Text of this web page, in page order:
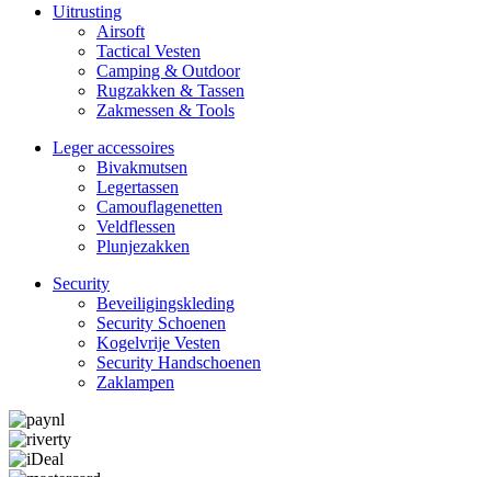
Uitrusting
Airsoft
Tactical Ves­ten
Camping & Outdoor
Rugzakken & Tassen
Zakmessen & Tools
Leger accessoires
Bivakmutsen
Legertassen
Camouflage­­netten
Veldflessen
Plunjezakken
Security
Beveiligings­­kleding
Security Schoenen
Kogelvrije Vesten
Security Hand­­schoenen
Zaklampen